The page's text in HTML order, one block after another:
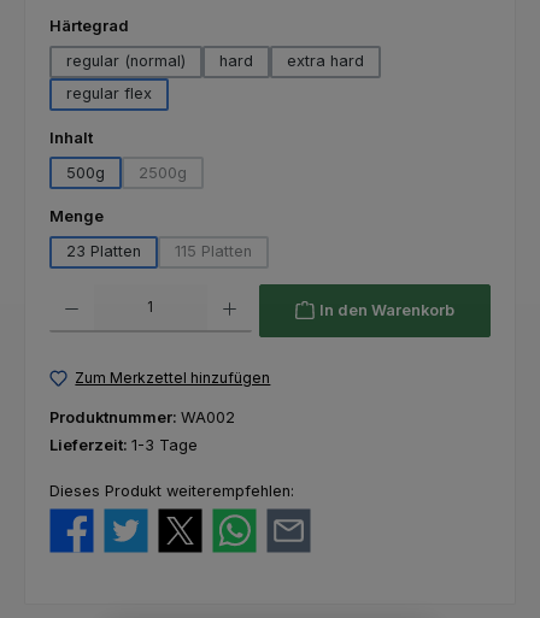
Härtegrad
regular (normal)
hard
extra hard
regular flex
Inhaltauswählen
500g
2500g
(Diese Option ist zurzeit nicht verfügbar.)
Mengeauswählen
23 Platten
115 Platten
(Diese Option ist zurzeit nicht verfügbar.)
In den Warenkorb
Zum Merkzettel hinzufügen
Produktnummer: WA002
Lieferzeit: 1-3 Tage
Dieses Produkt weiterempfehlen: